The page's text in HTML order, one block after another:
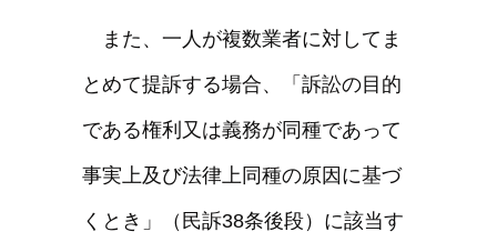
また、一人が複数業者に対してま
とめて提訴する場合、「訴訟の目的
である権利又は義務が同種であって
事実上及び法律上同種の原因に基づ
くとき」（民訴38条後段）に該当す